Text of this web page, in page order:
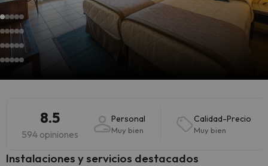
8.5
594 opiniones
Personal
Muy bien
Calidad-Precio
Muy bien
Instalaciones y servicios destacados